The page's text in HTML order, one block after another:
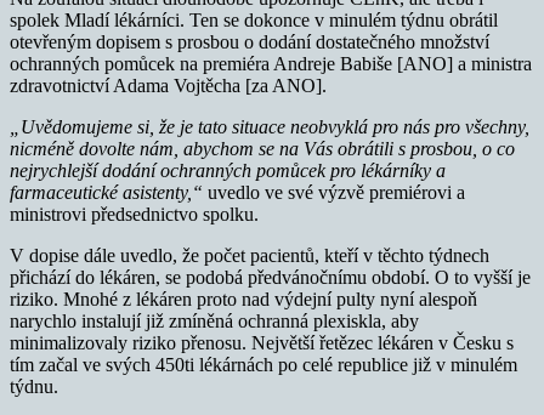
spolek Mladí lékárníci. Ten se dokonce v minulém týdnu obrátil
otevřeným dopisem s prosbou o dodání dostatečného množství
ochranných pomůcek na premiéra Andreje Babiše [ANO] a ministra
zdravotnictví Adama Vojtěcha [za ANO].
„Uvědomujeme si, že je tato situace neobvyklá pro nás pro všechny,
nicméně dovolte nám, abychom se na Vás obrátili s prosbou, o co
nejrychlejší dodání ochranných pomůcek pro lékárníky a
farmaceutické asistenty,“ uvedlo ve své výzvě premiérovi a
ministrovi předsednictvo spolku.
V dopise dále uvedlo, že počet pacientů, kteří v těchto týdnech
přichází do lékáren, se podobá předvánočnímu období. O to vyšší je
riziko. Mnohé z lékáren proto nad výdejní pulty nyní alespoň
narychlo instalují již zmíněná ochranná plexiskla, aby
minimalizovaly riziko přenosu. Největší řetězec lékáren v Česku s
tím začal ve svých 450ti lékárnách po celé republice již v minulém
týdnu.